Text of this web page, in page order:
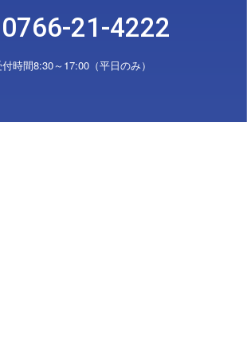
0766-21-4222
時間8:30～17:00（平日のみ）